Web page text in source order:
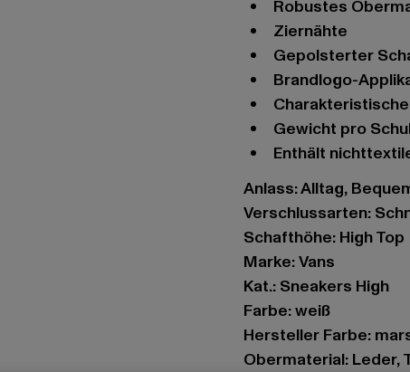
Robustes
Ziernähte
Gepolsterter
Brandlogo-
Gewicht pro
Enthält
Anlass: Alltag,
Verschlussarten:
Schafthöhe: High Top
Marke: Vans
Kat.: Sneakers High
Farbe: weiß
Hersteller Farbe:
Obermaterial: Leder,